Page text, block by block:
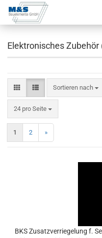
Elektronisches
Sortieren nach
24 pro Seite
1 2 »
BKS Zu­satz­ver­rie­ge­lung f.